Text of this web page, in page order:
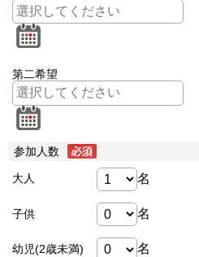
第二希望
参加人数
大人 名
子供 名
幼児(2歳未満) 名